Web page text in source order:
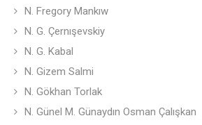
N. Fregory Mankıw
N. G. Çernışevskiy
N. G. Kabal
N. Gizem Salmi
N. Gökhan Torlak
N. Günel M. Günaydın Osman Çalışkan